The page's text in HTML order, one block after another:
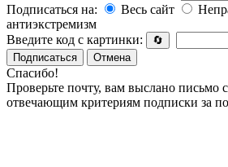
Подписаться на:
Весь сайт
антиэкстремизм
Введите код с картинки:
🔄
Подписаться
Отмена
Спасибо!
Проверьте почту, вам выслано письмо
отвечающим критериям подписки за